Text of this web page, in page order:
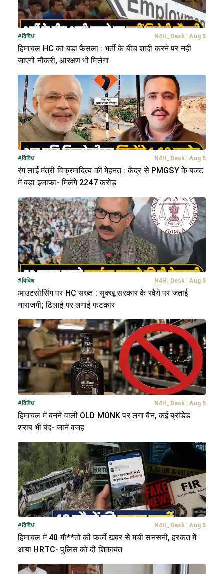
#विविध N4H_Desk | Aug 5
हिमाचल HC का बड़ा फैसला : भर्ती के बीच शादी करने पर नहीं
जाएगी नौकरी, आरक्षण भी मिलेगा
#विविध N4H_Desk | Aug 5
रंग लाई मंत्री विक्रमादित्य की मेहनत : केंद्र से PMGSY के बजट
में बड़ा इजाफा- मिलेंगे 2247 करोड़
#विविध N4H_Desk | Aug 5
आउटसोर्सिंग पर HC सख्त : सुक्खू सरकार के रवैये पर जताई
नाराजगी; ढिलाई पर लगाई फटकार
#विविध N4H_Desk | Aug 5
हिमाचल में बनने वाली OLD MONK पर लगा बैन, कई ब्रांडेड
शराब भी बंद- जानें वजह
#विविध N4H_Desk | Aug 5
हिमाचल में 40 मौ**तों की फर्जी खबर से मची सनसनी, हरकत में
आया HRTC- पुलिस को दी शिकायत